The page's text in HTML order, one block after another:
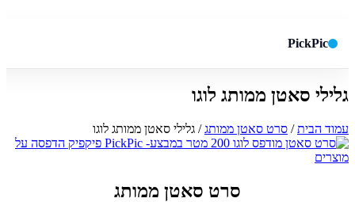
PickPic
חיפוש באתר
גלילי סאטן ממותג לוגו
עמוד הבית/ סרט סאטן ממותג/ גלילי סאטן ממותג לוגו
סרט סאטן ממותג